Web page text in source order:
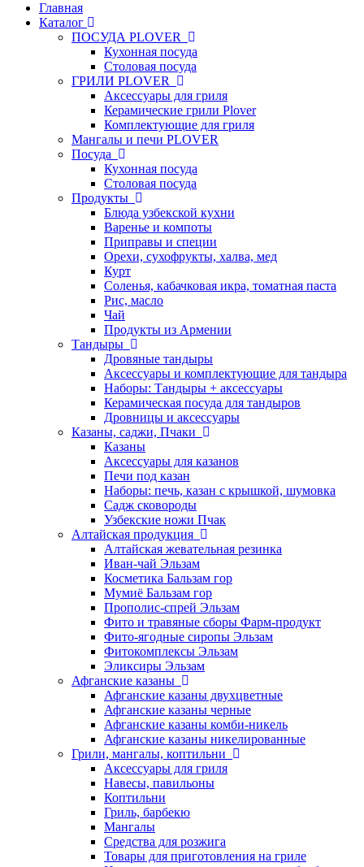
Главная
Каталог
ПОСУДА PLOVER
Кухонная посуда
Столовая посуда
ГРИЛИ PLOVER
Аксессуары для гриля
Керамические грили Plover
Комплектующие для гриля
Мангалы и печи PLOVER
Посуда
Кухонная посуда
Столовая посуда
Продукты
Блюда узбекской кухни
Варенье и компоты
Приправы и специи
Орехи, сухофрукты, халва, мед
Курт
Соленья, кабачковая икра, томатная паста
Рис, масло
Чай
Продукты из Армении
Тандыры
Дровяные тандыры
Аксессуары и комплектующие для тандыра
Наборы: Тандыры + аксессуары
Керамическая посуда для тандыров
Дровницы и аксессуары
Казаны, саджи, Пчаки
Казаны
Аксессуары для казанов
Печи под казан
Наборы: печь, казан с крышкой, шумовка
Садж сковороды
Узбекские ножи Пчак
Алтайская продукция
Алтайская жевательная резинка
Иван-чай Эльзам
Косметика Бальзам гор
Мумиё Бальзам гор
Прополис-спрей Эльзам
Фито и травяные сборы Фарм-продукт
Фито-ягодные сиропы Эльзам
Фитокомплексы Эльзам
Эликсиры Эльзам
Афганские казаны
Афганские казаны двухцветные
Афганские казаны черные
Афганские казаны комби-никель
Афганские казаны никелированные
Грили, мангалы, коптильни
Аксессуары для гриля
Навесы, павильоны
Коптильни
Гриль, барбекю
Мангалы
Средства для розжига
Товары для приготовления на гриле